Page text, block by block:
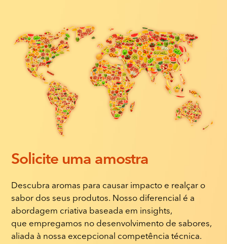
Soliciteuma amostra
Descubra aromas para causar impacto e realçar o
sabor dos seus produtos. Nosso diferencial é a
abordagem criativa baseada em insights,
que empregamos no desenvolvimento de sabores,
aliada à nossa excepcional competência técnica.